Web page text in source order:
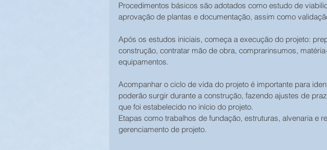
Procedimentos básicos são adotados como estudo de
aprovação de plantas e documentação, assim como
Após os estudos iniciais, começa a execução do projeto:
construção, contratar mão de obra, comprarinsumos,
equipamentos.
Acompanhar o ciclo de vida do projeto é importante para
poderão surgir durante a construção, fazendo ajustes de
que foi estabelecido no início do projeto.
Etapas como trabalhos de fundação, estruturas, alvenaria e
gerenciamento de projeto.